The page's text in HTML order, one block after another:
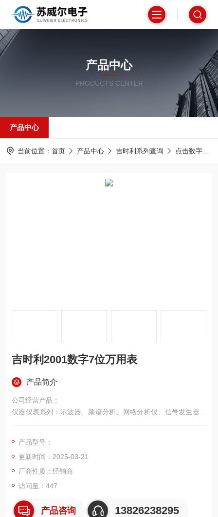
产品中心
PRODUCTS CENTER
产品中心
当前位置： 首页 产品中心 吉时利系列查询 点击数字万用表
吉时利2001数字7位万用表
产品简介
公司经营产品：
仪器仪表系列：示波器、频谱分析、网络分析仪、信号发生器、
色彩分析仪、音频分析仪、耐压测试仪、直流电源、地线导通测
计、测试探头等等。吉时利2001数字7位万用表
产品型号：
更新时间：2025-03-21
厂商性质：经销商
访问量：447
产品咨询 13826238295